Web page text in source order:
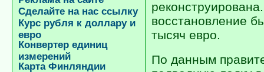
Сделайте на нас ссылку
Курс рубля к доллару и
евро
Конвертер единиц
измерений
Карта Финляндии
восстановление
тысяч евро.
По данным